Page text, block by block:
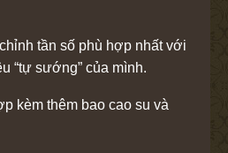
tần số phù hợp nhất với
“tự sướng” của mình.
kèm thêm bao cao su và